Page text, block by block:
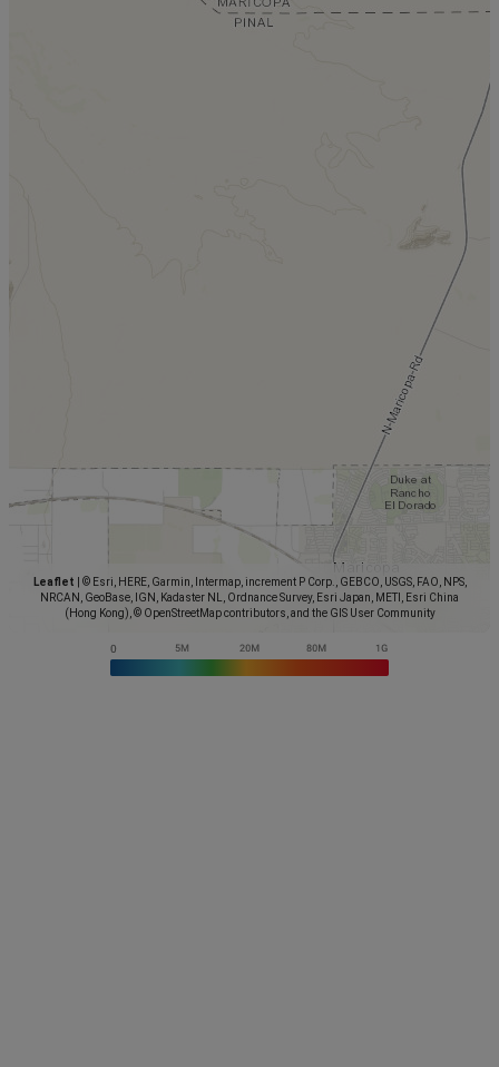
Leaflet
© Esri, HERE, Garmin, Intermap, increment P Corp., GEBCO, USGS, FAO, NPS,
NRCAN, GeoBase, IGN, Kadaster NL, Ordnance Survey, Esri Japan, METI, Esri China
(Hong Kong), © OpenStreetMap contributors, and the GIS User Community